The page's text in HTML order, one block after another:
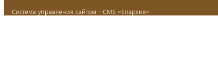
Система управления сайтом - CMS «Епархия»